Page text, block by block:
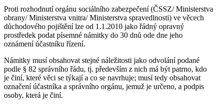
Proti rozhodnutí orgánu sociálního zabezpečení (ČSSZ/ Ministerstva
obrany/ Ministerstva vnitra/ Ministerstva spravedlnosti) ve věcech
důchodového pojištění lze od 1.1.2010 jako řádný opravný
prostředek podat písemné námitky do 30 dnů ode dne jeho
oznámení účastníku řízení.
Námitky musí obsahovat stejné náležitosti jako odvolání podané
podle § 82 správního řádu, tj. především z nich má být patrno, kdo
je činí, které věci se týkají a co se navrhuje; musí tedy obsahovat
označení účastníka a správního orgánu, jemuž je určeno, a podpis
osoby, která je činí.